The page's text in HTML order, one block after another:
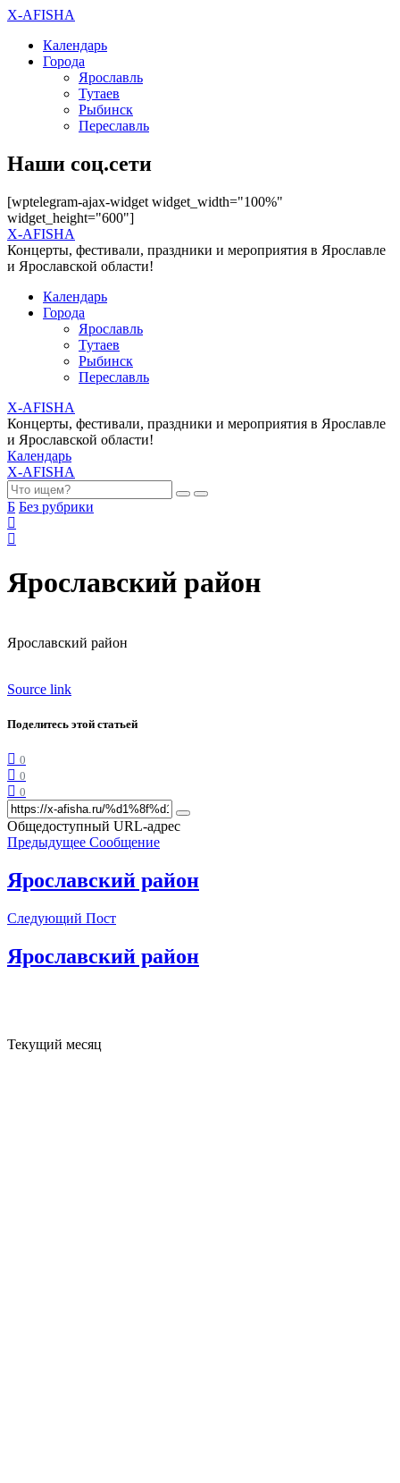
X-AFISHA
Календарь
Города
Ярославль
Тутаев
Рыбинск
Переславль
Наши соц.сети
[wptelegram-ajax-widget widget_width="100%"
widget_height="600"]
X-AFISHA
Концерты, фестивали, праздники и мероприятия в Ярославле
и Ярославской области!
Календарь
Города
Ярославль
Тутаев
Рыбинск
Переславль
X-AFISHA
Концерты, фестивали, праздники и мероприятия в Ярославле
и Ярославской области!
Календарь
X-AFISHA
Б Без рубрики
Ярославский район
Ярославский район
Source link
Поделитесь этой статьей
0
0
0
Общедоступный URL-адрес
Предыдущее Сообщение
Ярославский район
Следующий Пост
Ярославский район
Текущий месяц